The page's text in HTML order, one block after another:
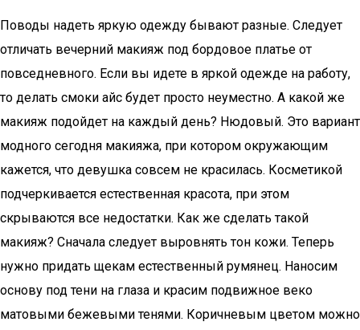
Поводы надеть яркую одежду бывают разные. Следует
отличать вечерний макияж под бордовое платье от
повседневного. Если вы идете в яркой одежде на работу,
то делать смоки айс будет просто неуместно. А какой же
макияж подойдет на каждый день? Нюдовый. Это вариант
модного сегодня макияжа, при котором окружающим
кажется, что девушка совсем не красилась. Косметикой
подчеркивается естественная красота, при этом
скрываются все недостатки. Как же сделать такой
макияж? Сначала следует выровнять тон кожи. Теперь
нужно придать щекам естественный румянец. Наносим
основу под тени на глаза и красим подвижное веко
матовыми бежевыми тенями. Коричневым цветом можно